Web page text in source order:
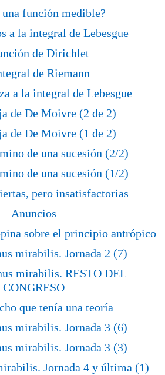
una función medible?
a la integral de Lebesgue
de Dirichlet
de Riemann
a la integral de Lebesgue
de De Moivre (2 de 2)
de De Moivre (1 de 2)
de una sucesión (2/2)
de una sucesión (1/2)
pero insatisfactorias
Anuncios
sobre el principio antrópico
mirabilis. Jornada 2 (7)
mirabilis. RESTO DEL
CONGRESO
que tenía una teoría
mirabilis. Jornada 3 (6)
mirabilis. Jornada 3 (3)
Jornada 4 y última (1)